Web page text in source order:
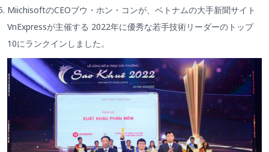
MiichisoftのCEOブウ・ホン・コンが、ベトナムの大手新聞サイト
VnExpressが主催する 2022年に優秀な若手技術リーダーのトップ
10にランクインしました。